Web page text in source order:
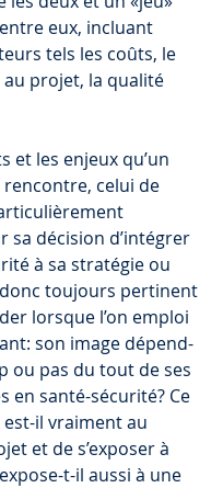
eux, incluant
tels les coûts, le
projet, la qualité
et les enjeux qu’un
celui de
sa décision d’intégrer
à sa stratégie ou
toujours pertinent
lorsque l’on emploi
son image dépend-
ou pas du tout de ses
en santé-sécurité? Ce
il vraiment au
et de s’exposer à
t-il aussi à une